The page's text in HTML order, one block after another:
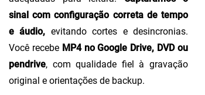
sinal com configuração correta de tempo
e áudio, evitando cortes e desincronias.
Você recebe MP4 no Google Drive, DVD ou
pendrive, com qualidade fiel à gravação
original e orientações de backup.